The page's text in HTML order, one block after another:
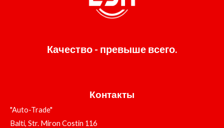
Качество - превыше всего.
Контакты
"Auto-Trade"
Balti, Str. Miron Costin 116